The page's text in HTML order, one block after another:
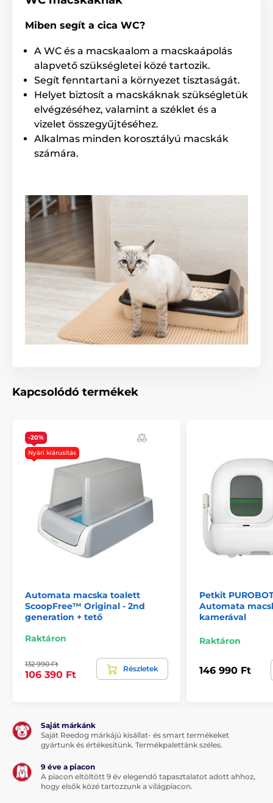
szagokat. A tartozékok diszkréten és gondosan lettek
kislapát a vécé tisztításához és a szagtalanító tabletta
A tabletta élettartama 1 hónap. Tartalék lapát és
szagtalanító tabletta külön is megvásárolható
üzletünkben.
Tartós és környezetbarát anyag
A Poopoopeedo macska toalett tartós és
környezetbarát 4 mm-es műanyagból készült, amely
teljesen újrahasznosítható. Az UV védelemnek
köszönhetően a színek nem fakulnak ki. A WC anyaga
Alkalmas nagytestű macskák számára is
Kislapát és tabletta a csomagban
Modern dizájn és divatos színek
Hosszú távú használatra
Könnyen tisztítható és karbantartható
Tartós és környezetbarát anyag
nincs
A csomag tartalma:
Kislapát
Megjegyzés: A kép csak illusztráció.
A műszaki specifikációk előzetes értesítés nélkül
változhatnak. A képek csak illusztrációk.
Miben segít a cica WC?
A WC és a macskaalom a macskaápolás
alapvető szükségletei közé tartozik.
Segít fenntartani a környezet tisztaságát.
Helyet biztosít a macskáknak szükségletük
elvégzéséhez, valamint a széklet és a
vizelet összegyűjtéséhez.
Alkalmas minden korosztályú macskák
számára.
Kapcsolódó termékek
-20%
Nyári kiárusítás
Automata macska toalett
ScoopFree™ Original - 2nd
generation + tető
Raktáron
132 990 Ft
106 390 Ft
Részletek
Petkit
Automata
kamerával
Raktáron
146 990 Ft
Saját márkánk
Saját Reedog márkájú kisállat- és smart termékeket
gyártunk és értékesítünk. Termékpalettánk széles.
9 éve a piacon
A piacon eltöltött 9 év elegendő tapasztalatot adott ahhoz,
hogy elsők közé tartozzunk a világpiacon.